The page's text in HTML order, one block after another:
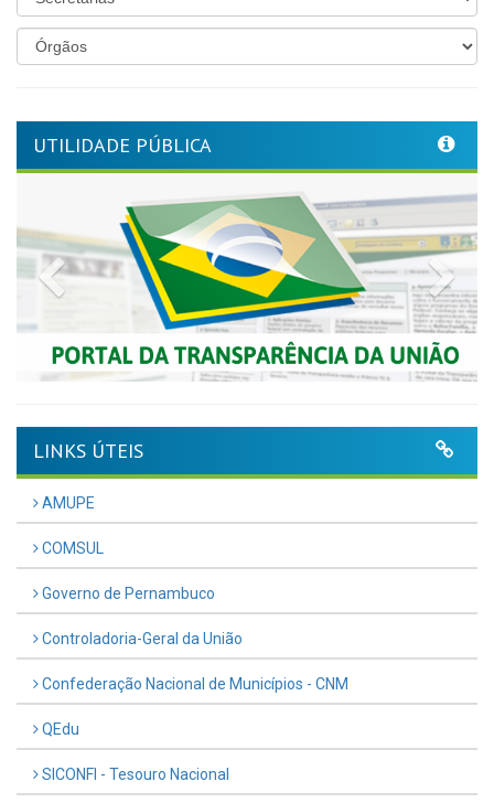
UTILIDADE PÚBLICA
Previous
LINKS ÚTEIS
AMUPE
COMSUL
Governo de Pernambuco
Controladoria-Geral da União
Confederação Nacional de Municípios - CNM
QEdu
SICONFI - Tesouro Nacional